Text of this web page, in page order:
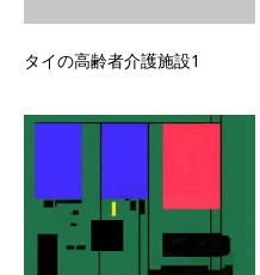
タイの高齢者介護施設1